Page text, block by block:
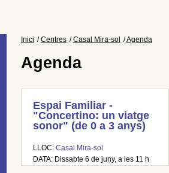
Inici Centres Casal Mira-sol Agenda
Agenda
Espai Familiar -
"Concertino: un viatge
sonor" (de 0 a 3 anys)
LLOC: Casal Mira-sol
DATA: Dissabte 6 de juny, a les 11 h